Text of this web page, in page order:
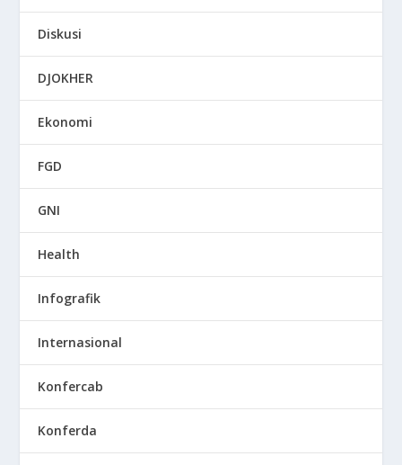
Diskusi
DJOKHER
Ekonomi
FGD
GNI
Health
Infografik
Internasional
Konfercab
Konferda